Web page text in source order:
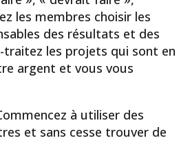
les membres choisir les
des résultats et des
traitez les projets qui sont en
argent et vous vous
à utiliser des
et sans cesse trouver de